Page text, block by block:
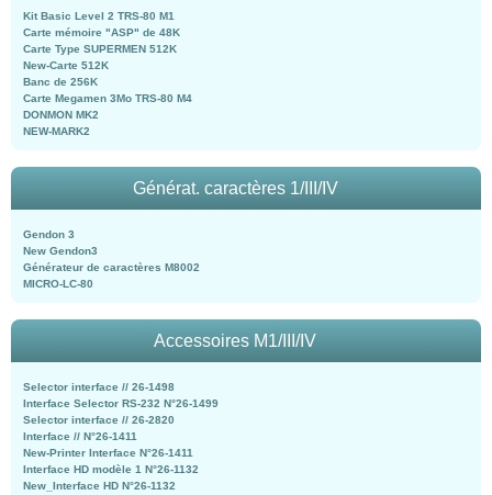
Kit Basic Level 2 TRS-80 M1
Carte mémoire "ASP" de 48K
Carte Type SUPERMEN 512K
New-Carte 512K
Banc de 256K
Carte Megamen 3Mo TRS-80 M4
DONMON MK2
NEW-MARK2
Générat. caractères 1/III/IV
Gendon 3
New Gendon3
Générateur de caractères M8002
MICRO-LC-80
Accessoires M1/III/IV
Selector interface // 26-1498
Interface Selector RS-232 N°26-1499
Selector interface // 26-2820
Interface // N°26-1411
New-Printer Interface N°26-1411
Interface HD modèle 1 N°26-1132
New_Interface HD N°26-1132